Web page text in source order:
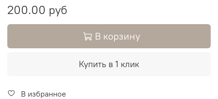
200.00 руб
В корзину
Купить в 1 клик
В избранное